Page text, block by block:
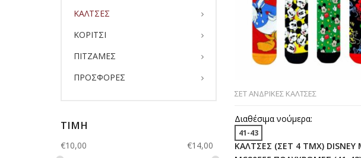
ΣΕΤ ΑΝΔΡΙΚΕΣ ΚΑΛΤΣΕΣ
Διαθέσιμα νούμερα:
41-43
ΚΑΛΤΣΕΣ (ΣΕΤ 4 ΤΜΧ) DISNEY
ΚΑΛΤΣΕΣ
ΚΟΡΙΤΣΙ
ΠΙΤΖΑΜΕΣ
ΠΡΟΣΦΟΡΕΣ
ΤΙΜΗ
€10,00 €14,00